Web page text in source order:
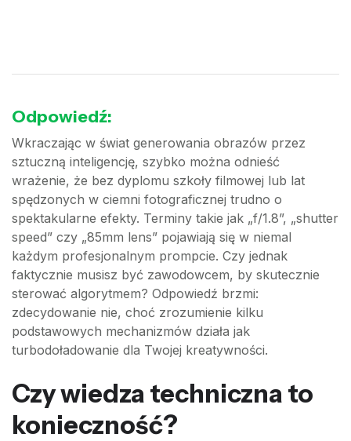
Odpowiedź:
Wkraczając w świat generowania obrazów przez
sztuczną inteligencję, szybko można odnieść
wrażenie, że bez dyplomu szkoły filmowej lub lat
spędzonych w ciemni fotograficznej trudno o
spektakularne efekty. Terminy takie jak „f/1.8”, „shutter
speed” czy „85mm lens” pojawiają się w niemal
każdym profesjonalnym prompcie. Czy jednak
faktycznie musisz być zawodowcem, by skutecznie
sterować algorytmem? Odpowiedź brzmi:
zdecydowanie nie, choć zrozumienie kilku
podstawowych mechanizmów działa jak
turbodoładowanie dla Twojej kreatywności.
Czy wiedza techniczna to
konieczność?